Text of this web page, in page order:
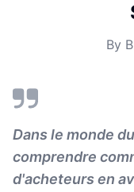
By
Dans le monde
comprendre
d'acheteurs en